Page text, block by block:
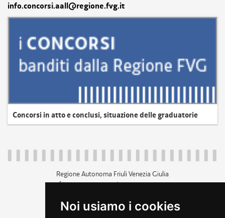
Noi usiamo i cookies
info.concorsi.aall@regione.fvg.it
Concorsi in atto e conclusi, situazione delle graduatorie
Regione Autonoma Friuli Venezia Giulia
c.f. 80014930327; p.iva 00526040324
+39 040 3771111